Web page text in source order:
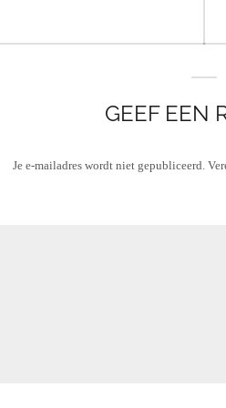
GEEF EEN
Je e-mailadres wordt niet gepubliceerd.